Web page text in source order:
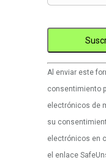
Uso
de
Constant
Contact.
Por
favor,
Al enviar este
consentimiento
electrónicos de
su
electrónicos en
el enlace